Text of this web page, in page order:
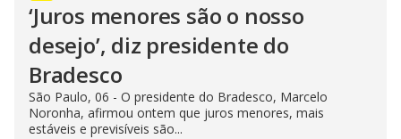
‘Juros menores são o nosso
desejo’, diz presidente do
Bradesco
São Paulo, 06 - O presidente do Bradesco, Marcelo
Noronha, afirmou ontem que juros menores, mais
estáveis e previsíveis são...